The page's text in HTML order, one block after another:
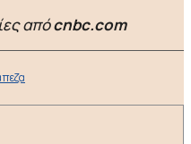
απόcnbc.com